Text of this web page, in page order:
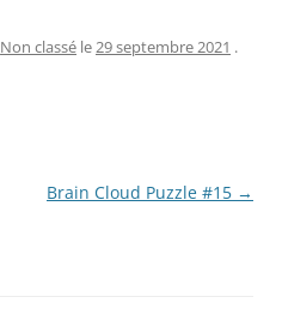
Non classé le29 septembre 2021 .
Brain Cloud Puzzle #15 →